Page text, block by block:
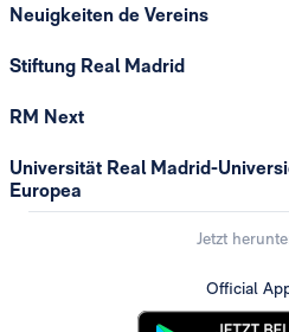
Neuigkeiten de Vereins
Stiftung Real Madrid
RM Next
Universität Real Madrid-
Europea
Jetzt
Official